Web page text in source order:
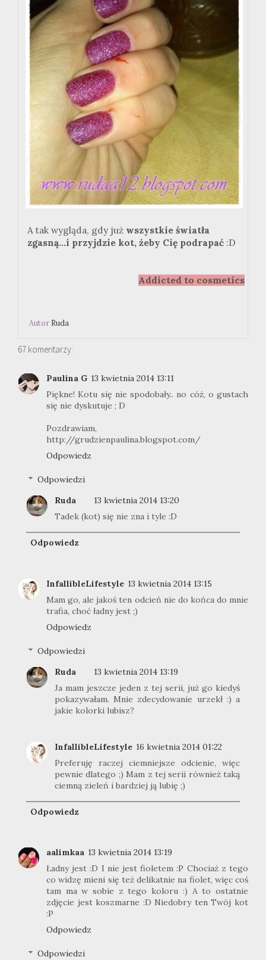
A tak wygląda, gdy już wszystkie światła
zgasną...i przyjdzie kot, żeby Cię podrapać :D
Addicted to cosmetics
Autor Ruda
67 komentarzy:
Paulina G 13 kwietnia 2014 13:11
Piękne! Kotu się nie spodobały.. no cóż, o gustach
się nie dyskutuje ; D
Pozdrawiam,
http://grudzienpaulina.blogspot.com/
Odpowiedz
Odpowiedzi
Ruda
13 kwietnia 2014 13:20
Tadek (kot) się nie zna i tyle :D
Odpowiedz
InfallibleLifestyle 13 kwietnia 2014 13:15
Mam go, ale jakoś ten odcień nie do końca do mnie
trafia, choć ładny jest ;)
Odpowiedz
Odpowiedzi
Ruda
13 kwietnia 2014 13:19
Ja mam jeszcze jeden z tej serii, już go kiedyś
pokazywałam. Mnie zdecydowanie urzekł :) a
jakie kolorki lubisz?
InfallibleLifestyle 16 kwietnia 2014 01:22
Preferuję raczej ciemniejsze odcienie, więc
pewnie dlatego ;) Mam z tej serii również taką
ciemną zieleń i bardziej ją lubię ;)
Odpowiedz
aalimkaa 13 kwietnia 2014 13:19
Ładny jest :D I nie jest fioletem :P Chociaż z tego
co widzę mieni się też delikatnie na fiolet, więc coś
tam ma w sobie z tego koloru :) A to ostatnie
zdjęcie jest koszmarne :D Niedobry ten Twój kot
:P
Odpowiedz
Odpowiedzi